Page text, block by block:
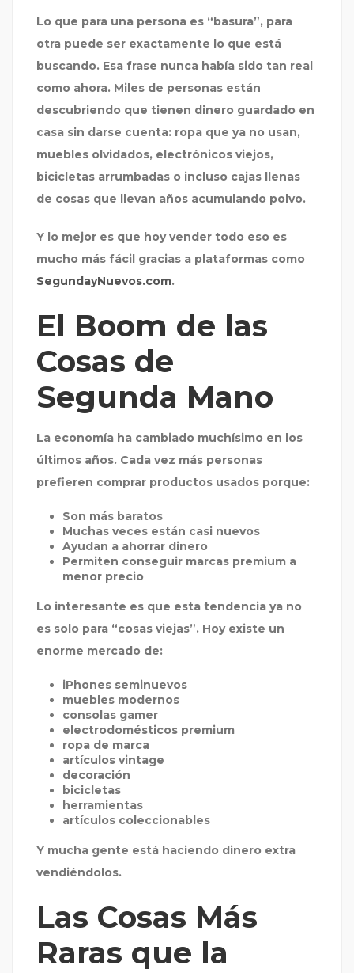
Lo que para una persona es “basura”, para
otra puede ser exactamente lo que está
buscando. Esa frase nunca había sido tan real
como ahora. Miles de personas están
descubriendo que tienen dinero guardado en
casa sin darse cuenta: ropa que ya no usan,
muebles olvidados, electrónicos viejos,
bicicletas arrumbadas o incluso cajas llenas
de cosas que llevan años acumulando polvo.
Y lo mejor es que hoy vender todo eso es
mucho más fácil gracias a plataformas como
SegundayNuevos.com.
El Boom de las
Cosas de
Segunda Mano
La economía ha cambiado muchísimo en los
últimos años. Cada vez más personas
prefieren comprar productos usados porque:
Son más baratos
Muchas veces están casi nuevos
Ayudan a ahorrar dinero
Permiten conseguir marcas premium a
menor precio
Lo interesante es que esta tendencia ya no
es solo para “cosas viejas”. Hoy existe un
enorme mercado de:
iPhones seminuevos
muebles modernos
consolas gamer
electrodomésticos premium
ropa de marca
artículos vintage
decoración
bicicletas
herramientas
artículos coleccionables
Y mucha gente está haciendo dinero extra
vendiéndolos.
Las Cosas Más
Raras que la